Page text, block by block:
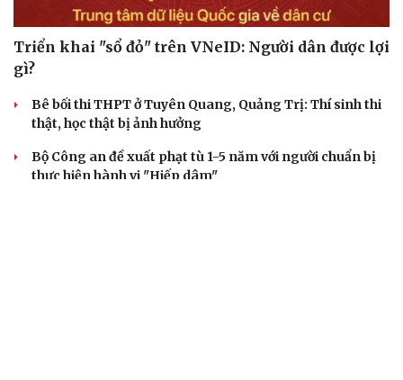
Triển khai "sổ đỏ" trên VNeID: Người dân được lợi
gì?
Bê bối thi THPT ở Tuyên Quang, Quảng Trị: Thí sinh thi
thật, học thật bị ảnh hưởng
Bộ Công an đề xuất phạt tù 1-5 năm với người chuẩn bị
thực hiện hành vi "Hiếp dâm"